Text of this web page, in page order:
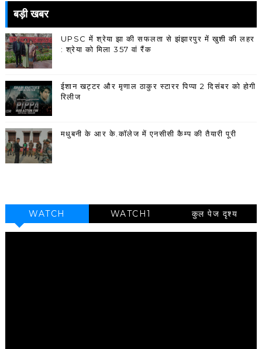
बड़ी खबर
UPSC में श्रेया झा की सफलता से झंझारपुर में खुशी की लहर
: श्रेया को मिला 357 वां रैंक
ईशान खट्टर और मृणाल ठाकुर स्टारर पिप्पा 2 दिसंबर को होगी
रिलीज
मधुबनी के आर के.कॉलेज में एनसीसी कैम्प की तैयारी पूरी
WATCH WATCH1 कुल पेज दृश्य